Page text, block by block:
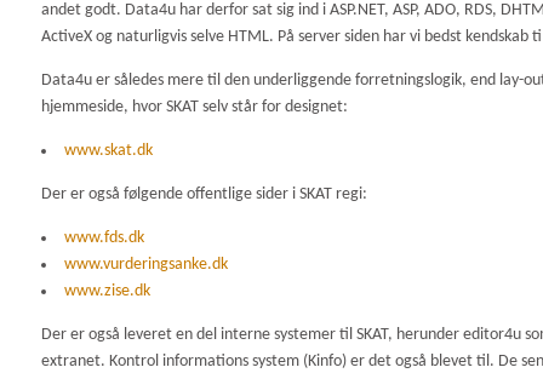
andet godt. Data4u har derfor sat sig ind i ASP.NET, ASP, ADO, RDS,
ActiveX og naturligvis selve HTML. På server siden har vi bedst kendskab
Data4u er således mere til den underliggende forretningslogik, end lay-
hjemmeside, hvor SKAT selv står for designet:
www.skat.dk
Der er også følgende offentlige sider i SKAT regi:
www.fds.dk
www.vurderingsanke.dk
www.zise.dk
Der er også leveret en del interne systemer til SKAT, herunder editor4u
extranet. Kontrol informations system (Kinfo) er det også blevet til. De